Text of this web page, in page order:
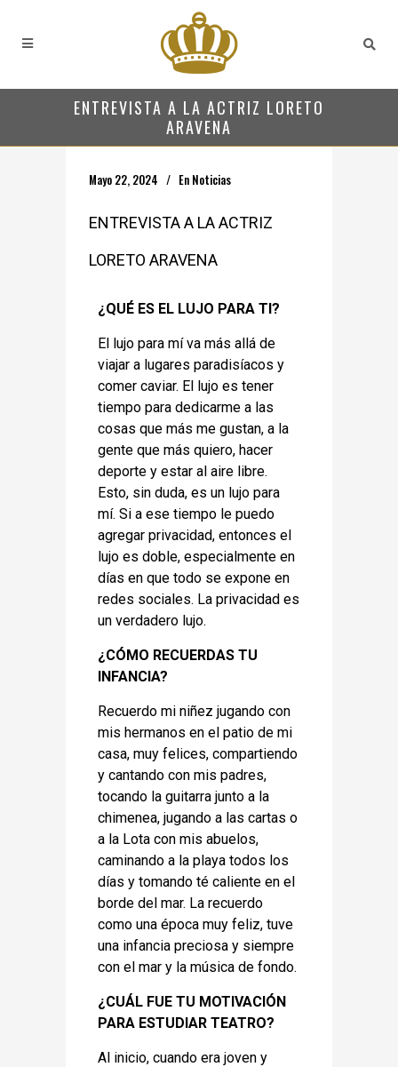
ENTREVISTA A LA ACTRIZ LORETO
ARAVENA
Mayo 22, 2024 En Noticias
ENTREVISTA A LA ACTRIZ
LORETO ARAVENA
¿QUÉ ES EL LUJO PARA TI?
El lujo para mí va más allá de
viajar a lugares paradisíacos y
comer caviar. El lujo es tener
tiempo para dedicarme a las
cosas que más me gustan, a la
gente que más quiero, hacer
deporte y estar al aire libre.
Esto, sin duda, es un lujo para
mí. Si a ese tiempo le puedo
agregar privacidad, entonces el
lujo es doble, especialmente en
días en que todo se expone en
redes sociales. La privacidad es
un verdadero lujo.
¿CÓMO RECUERDAS TU
INFANCIA?
Recuerdo mi niñez jugando con
mis hermanos en el patio de mi
casa, muy felices, compartiendo
y cantando con mis padres,
tocando la guitarra junto a la
chimenea, jugando a las cartas o
a la Lota con mis abuelos,
caminando a la playa todos los
días y tomando té caliente en el
borde del mar. La recuerdo
como una época muy feliz, tuve
una infancia preciosa y siempre
con el mar y la música de fondo.
¿CUÁL FUE TU MOTIVACIÓN
PARA ESTUDIAR TEATRO?
Al inicio, cuando era joven y